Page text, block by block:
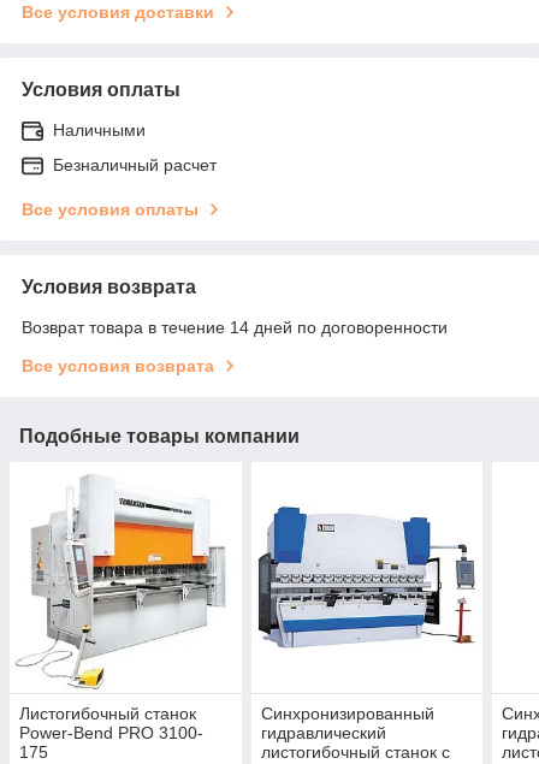
Все условия доставки
Условия оплаты
Наличными
Безналичный расчет
Все условия оплаты
Условия возврата
Возврат товара в течение 14 дней по договоренности
Все условия возврата
Подобные товары компании
Листогибочный станок
Power-Bend PRO 3100-
175
Синхронизированный
гидравлический
листогибочный станок с